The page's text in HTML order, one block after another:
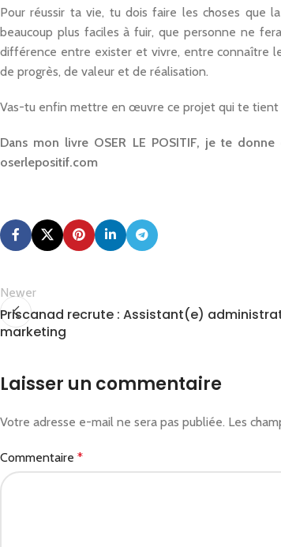
Pour réussir ta vie, tu dois faire les choses que
beaucoup plus faciles à fuir, que personne ne
différence entre exister et vivre, entre connaître
de progrès, de valeur et de réalisation.
Vas-tu enfin mettre en œuvre ce projet qui te
Dans mon livre OSER LE POSITIF, je te
oserlepositif.com
Newer
Priscanad recrute : Assistant(e)
marketing
Laisser un commentaire
Votre adresse e-mail ne sera pas publiée. Les
Commentaire *